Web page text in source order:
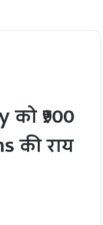
₹900
की राय